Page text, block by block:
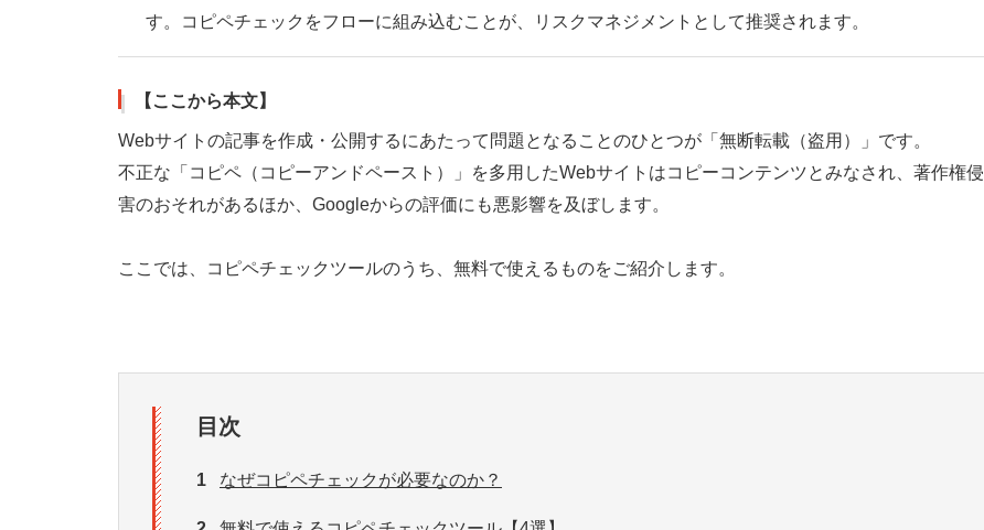
す。コピペチェックをフローに組み込むことが、リスクマネジメントとして推奨されます。
【ここから本文】
Webサイトの記事を作成・公開するにあたって問題となることのひとつが「無断転載（盗用）」です。
不正な「コピペ（コピーアンドペースト）」を多用したWebサイトはコピーコンテンツとみなされ、著作権侵
害のおそれがあるほか、Googleからの評価にも悪影響を及ぼします。
ここでは、コピペチェックツールのうち、無料で使えるものをご紹介します。
目次
1 なぜコピペチェックが必要なのか？